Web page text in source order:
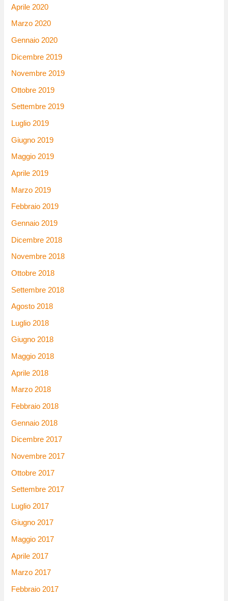
Aprile 2020
Marzo 2020
Gennaio 2020
Dicembre 2019
Novembre 2019
Ottobre 2019
Settembre 2019
Luglio 2019
Giugno 2019
Maggio 2019
Aprile 2019
Marzo 2019
Febbraio 2019
Gennaio 2019
Dicembre 2018
Novembre 2018
Ottobre 2018
Settembre 2018
Agosto 2018
Luglio 2018
Giugno 2018
Maggio 2018
Aprile 2018
Marzo 2018
Febbraio 2018
Gennaio 2018
Dicembre 2017
Novembre 2017
Ottobre 2017
Settembre 2017
Luglio 2017
Giugno 2017
Maggio 2017
Aprile 2017
Marzo 2017
Febbraio 2017